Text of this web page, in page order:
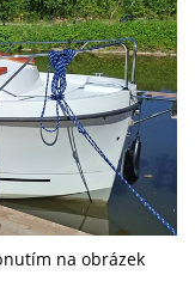
na obrázek